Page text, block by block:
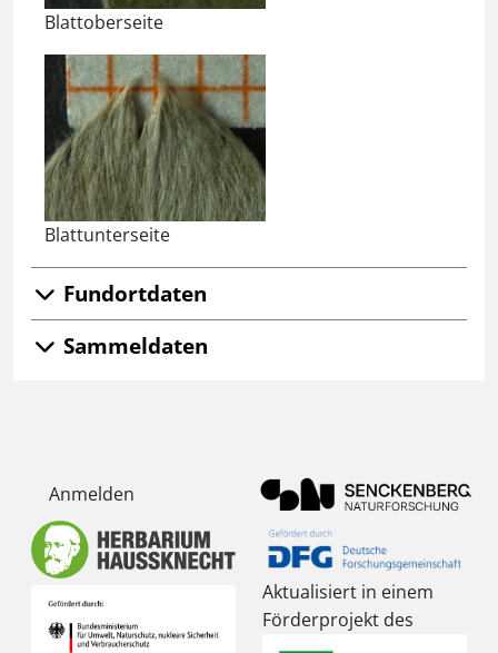
Blattoberseite
Blattunterseite
Fundortdaten
Sammeldaten
Anmelden
Aktualisiert in einem
Förderprojekt des